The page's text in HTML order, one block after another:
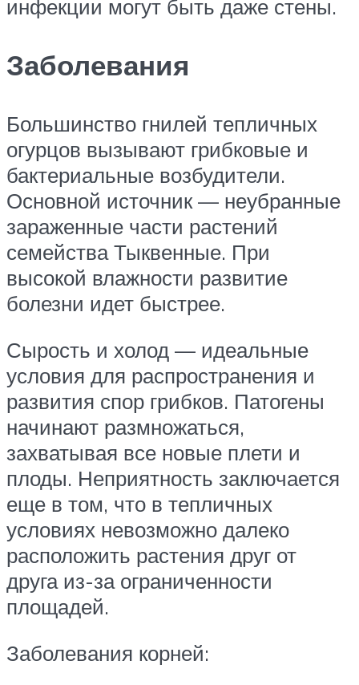
инфекции могут быть даже стены.
Заболевания
Большинство гнилей тепличных
огурцов вызывают грибковые и
бактериальные возбудители.
Основной источник — неубранные
зараженные части растений
семейства Тыквенные. При
высокой влажности развитие
болезни идет быстрее.
Сырость и холод — идеальные
условия для распространения и
развития спор грибков. Патогены
начинают размножаться,
захватывая все новые плети и
плоды. Неприятность заключается
еще в том, что в тепличных
условиях невозможно далеко
расположить растения друг от
друга из-за ограниченности
площадей.
Заболевания корней: